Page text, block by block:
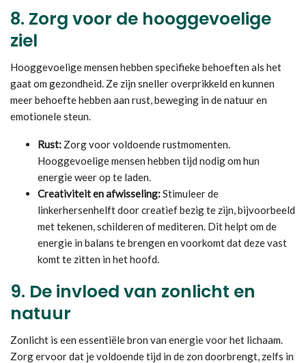
8. Zorg voor de hooggevoelige
ziel
Hooggevoelige mensen hebben specifieke behoeften als het
gaat om gezondheid. Ze zijn sneller overprikkeld en kunnen
meer behoefte hebben aan rust, beweging in de natuur en
emotionele steun.
Rust: Zorg voor voldoende rustmomenten.
Hooggevoelige mensen hebben tijd nodig om hun
energie weer op te laden.
Creativiteit en afwisseling:Stimuleer de
linkerhersenhelft door creatief bezig te zijn, bijvoorbeeld
met tekenen, schilderen of mediteren. Dit helpt om de
energie in balans te brengen en voorkomt dat deze vast
komt te zitten in het hoofd.
9. De invloed van zonlicht en
natuur
Zonlicht is een essentiële bron van energie voor het lichaam.
Zorg ervoor dat je voldoende tijd in de zon doorbrengt, zelfs in